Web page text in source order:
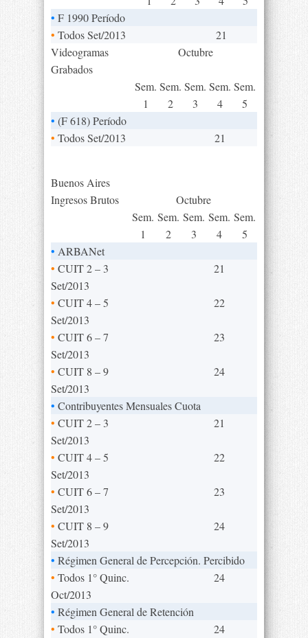
• F 1990 Período
• Todos Set/2013
21
Videogramas
Grabados
Octubre
Sem.
1
Sem.
2
Sem.
3
Sem.
4
Sem.
5
• (F 618) Período
• Todos Set/2013 21
Buenos Aires
Ingresos Brutos
Octubre
Sem.
1
Sem.
2
Sem.
3
Sem.
4
Sem.
5
• ARBANet
• CUIT 2 – 3
Set/2013
21
• CUIT 4 – 5
Set/2013
22
• CUIT 6 – 7
Set/2013
23
• CUIT 8 – 9
Set/2013
24
• Contribuyentes Mensuales Cuota
• CUIT 2 – 3
Set/2013
21
• CUIT 4 – 5
Set/2013
22
• CUIT 6 – 7
Set/2013
23
• CUIT 8 – 9
Set/2013
24
• Régimen General de Percepción. Percibido
• Todos 1° Quinc.
Oct/2013
24
• Régimen General de Retención
• Todos 1° Quinc.
24